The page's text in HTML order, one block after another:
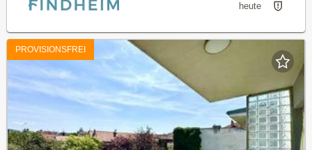
heute
PROVISIONSFREI